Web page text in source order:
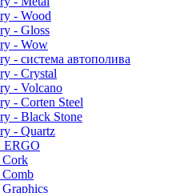
- Wood
- Gloss
- Wow
- система автополива
- Crystal
- Volcano
- Corten Steel
- Black Stone
- Quartz